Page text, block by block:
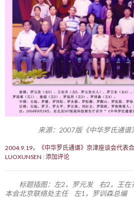
来源：2007版《中华罗氏通
2004.9.19，《中华罗氏通谱》京津座谈会代表
LUOXUNSEN 添加评论
标题插图：左2，罗元发 右2，王
本会北京联络处主任 左1，罗训森总编